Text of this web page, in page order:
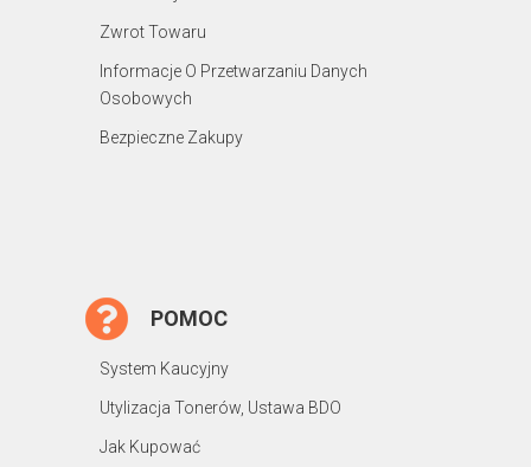
Zwrot Towaru
Informacje O Przetwarzaniu Danych
Osobowych
Bezpieczne Zakupy
POMOC
System Kaucyjny
Utylizacja Tonerów, Ustawa BDO
Jak Kupować